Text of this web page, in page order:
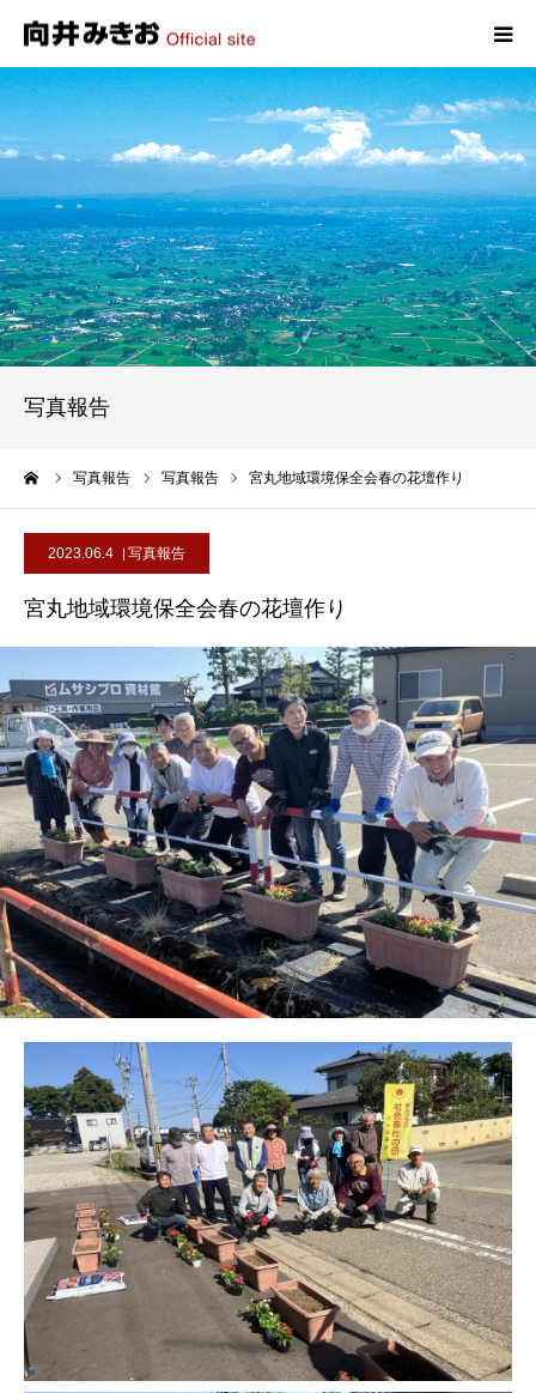
写真報告
写真報告 写真報告 宮丸地域環境保全会春の花壇作り
2023.06.4 写真報告
宮丸地域環境保全会春の花壇作り
HOME
プロフィール
政策
活動報告